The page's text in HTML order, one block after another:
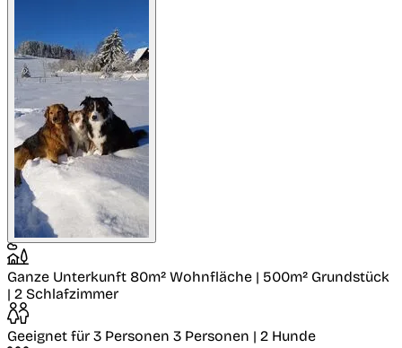
Ganze Unterkunft 80m² Wohnfläche | 500m² Grundstück
| 2 Schlafzimmer
Geeignet für 3 Personen 3 Personen | 2 Hunde